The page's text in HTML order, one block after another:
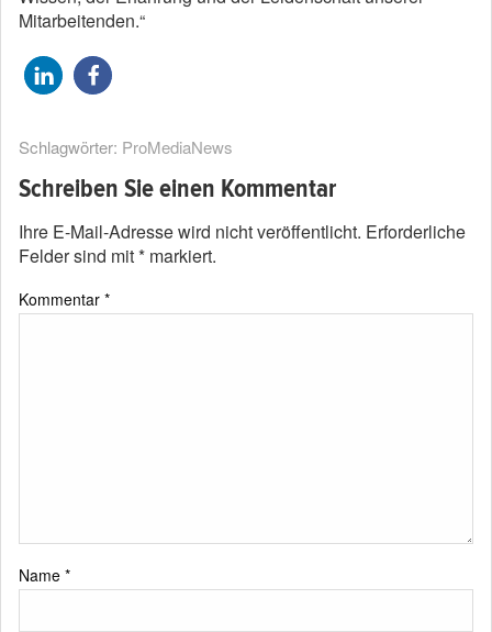
Mitarbeitenden.“
Schlagwörter: ProMediaNews
Schreiben Sie einen Kommentar
Ihre E-Mail-Adresse wird nicht veröffentlicht. Erforderliche
Felder sind mit* markiert.
Kommentar *
Name *